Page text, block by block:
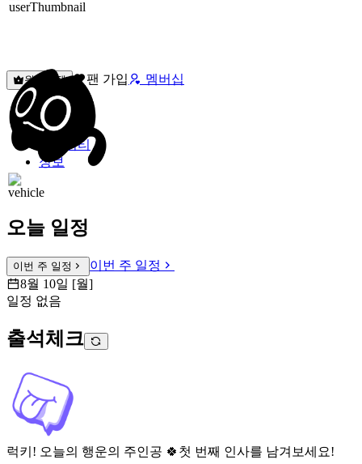
원픽선택 팬 가입 멤버십
밐타운
피드
커뮤니티
정보
오늘 일정
이번 주 일정
이번 주 일정
8월 10일 [월]
일정 없음
출석체크
럭키! 오늘의 행운의 주인공 🍀 첫 번째 인사를 남겨보세요!